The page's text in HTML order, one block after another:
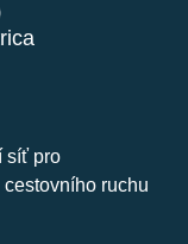
síť pro
ruchu